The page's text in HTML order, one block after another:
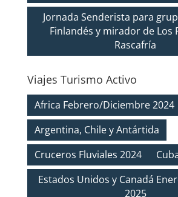
Jornada Senderista para
Finlandés y mirador de Los
Rascafría
Viajes Turismo Activo
Africa Febrero/Diciembre 2024
Argentina, Chile y Antártida
Cruceros Fluviales 2024
Estados Unidos y Canadá
2025